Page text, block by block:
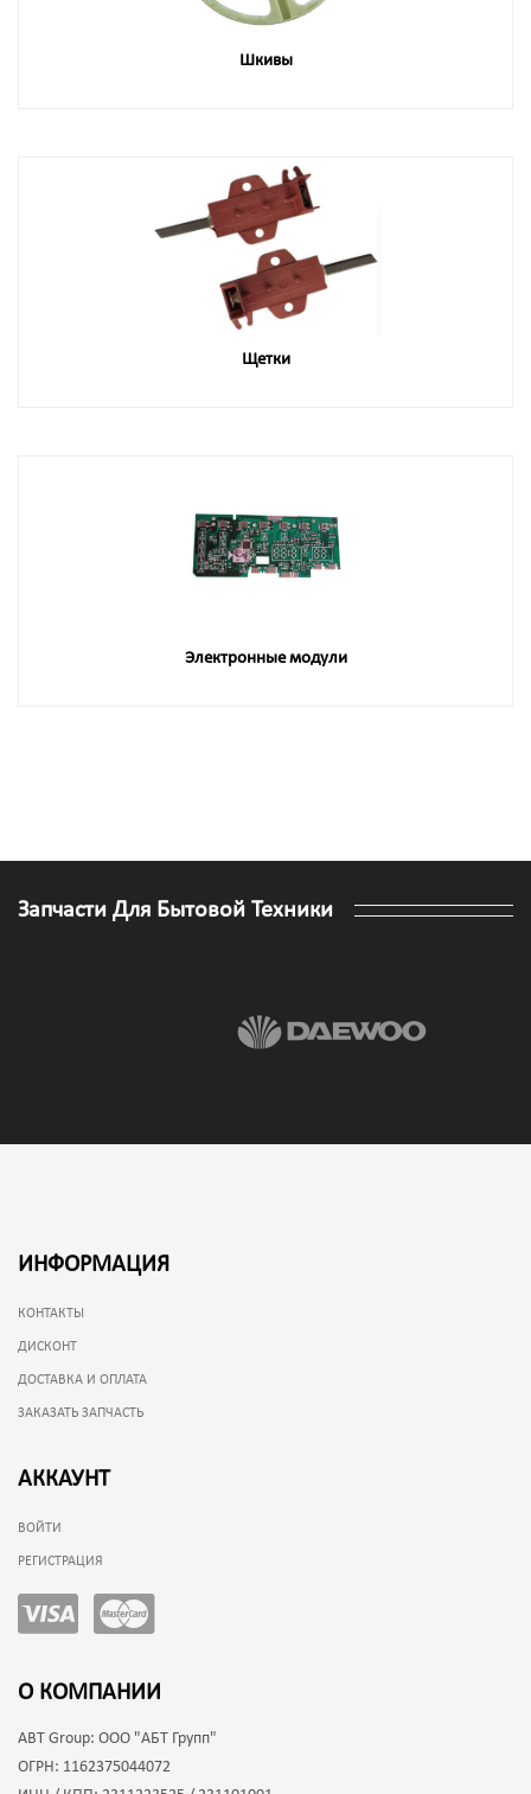
Шкивы
Щетки
Электронные модули
Запчасти Для Бытовой Техники
ИНФОРМАЦИЯ
КОНТАКТЫ
ДИСКОНТ
ДОСТАВКА И ОПЛАТА
ЗАКАЗАТЬ ЗАПЧАСТЬ
АККАУНТ
ВОЙТИ
РЕГИСТРАЦИЯ
О КОМПАНИИ
ABT Group: ООО "АБТ Групп"
ОГРН: 1162375044072